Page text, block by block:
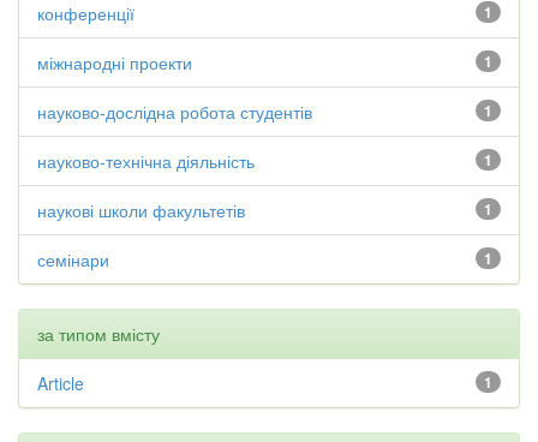
1
конференції
1
міжнародні проекти
1
науково-дослідна робота студентів
1
науково-технічна діяльність
1
наукові школи факультетів
1
семінари
за типом вмісту
1
Article